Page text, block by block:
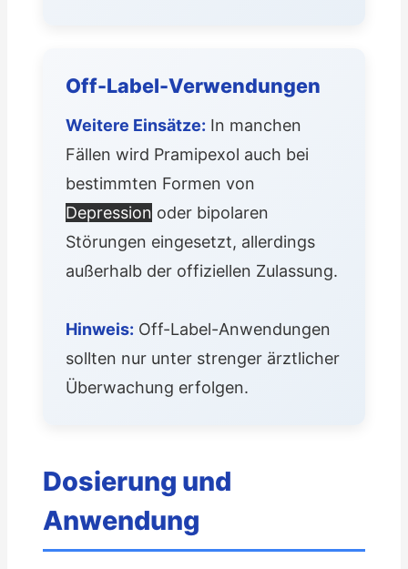
Off-Label-Verwendungen
Weitere Einsätze: In manchen
Fällen wird Pramipexol auch bei
bestimmten Formen von
Depression oder bipolaren
Störungen eingesetzt, allerdings
außerhalb der offiziellen Zulassung.
Hinweis: Off-Label-Anwendungen
sollten nur unter strenger ärztlicher
Überwachung erfolgen.
Dosierung und
Anwendung